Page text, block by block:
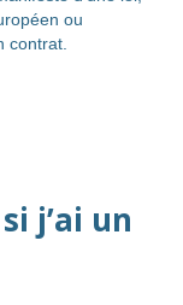
ou
contrat.
j’ai un